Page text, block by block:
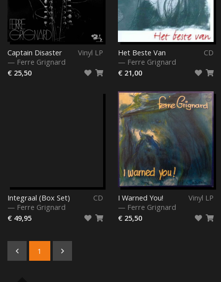
Vinyl LP
Captain Disaster
— Ferre Grignard
€ 25,50
CD
Het Beste Van
— Ferre Grignard
€ 21,00
CD
Integraal (Box Set)
— Ferre Grignard
€ 49,95
Vinyl LP
I Warned You!
— Ferre Grignard
€ 25,50
1